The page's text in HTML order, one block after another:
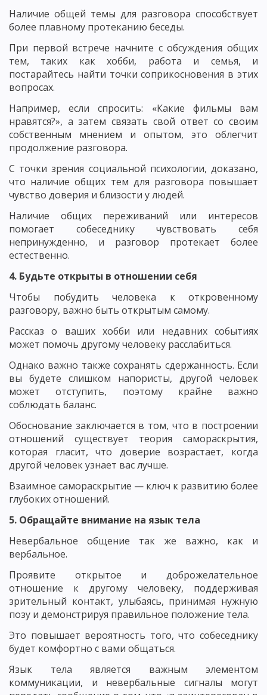
Наличие общей темы для разговора способствует
более плавному протеканию беседы.
При первой встрече начните с обсуждения общих
тем, таких как хобби, работа и семья, и
постарайтесь найти точки соприкосновения в этих
вопросах.
Например, если спросить: «Какие фильмы вам
нравятся?», а затем связать свой ответ со своим
собственным мнением и опытом, это облегчит
продолжение разговора.
С точки зрения социальной психологии, доказано,
что наличие общих тем для разговора повышает
чувство доверия и близости у людей.
Наличие общих переживаний или интересов
помогает собеседнику чувствовать себя
непринужденно, и разговор протекает более
естественно.
4. Будьте открыты в отношении себя
Чтобы побудить человека к откровенному
разговору, важно быть открытым самому.
Рассказ о ваших хобби или недавних событиях
может помочь другому человеку расслабиться.
Однако важно также сохранять сдержанность. Если
вы будете слишком напористы, другой человек
может отступить, поэтому крайне важно
соблюдать баланс.
Обоснование заключается в том, что в построении
отношений существует теория самораскрытия,
которая гласит, что доверие возрастает, когда
другой человек узнает вас лучше.
Взаимное самораскрытие — ключ к развитию более
глубоких отношений.
5. Обращайте внимание на язык тела
Невербальное общение так же важно, как и
вербальное.
Проявите открытое и доброжелательное
отношение к другому человеку, поддерживая
зрительный контакт, улыбаясь, принимая нужную
позу и демонстрируя правильное положение тела.
Это повышает вероятность того, что собеседнику
будет комфортно с вами общаться.
Язык тела является важным элементом
коммуникации, и невербальные сигналы могут